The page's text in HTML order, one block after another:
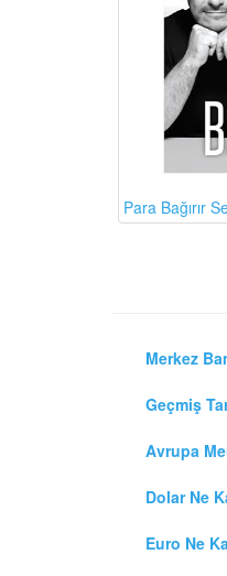
Para Bağırır
Merkez
Geçmiş
Avrupa
Dolar Ne
Euro Ne